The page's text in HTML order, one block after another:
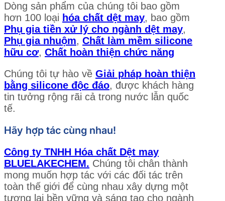
Dòng sản phẩm của chúng tôi bao gồm
hơn 100 loại hóa chất dệt may, bao gồm
Phụ gia tiền xử lý cho ngành dệt may,
Phụ gia nhuộm, Chất làm mềm silicone
hữu cơ, Chất hoàn thiện chức năng
Chúng tôi tự hào về Giải pháp hoàn thiện
bằng silicone độc đáo, được khách hàng
tin tưởng rộng rãi cả trong nước lẫn quốc
tế.
Hãy hợp tác cùng nhau!
Công ty TNHH Hóa chất Dệt may
BLUELAKECHEM. Chúng tôi chân thành
mong muốn hợp tác với các đối tác trên
toàn thế giới để cùng nhau xây dựng một
tương lai bền vững và sáng tạo cho ngành